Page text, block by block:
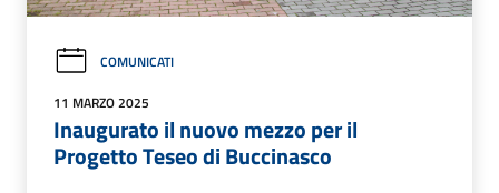
COMUNICATI
11 MARZO 2025
Inaugurato il nuovo mezzo per il
Progetto Teseo di Buccinasco